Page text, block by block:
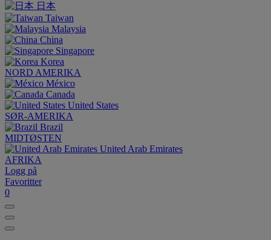
日本
Taiwan
Malaysia
China
Singapore
Korea
NORD AMERIKA
México
Canada
United States
SØR-AMERIKA
Brazil
MIDTØSTEN
United Arab Emirates
AFRIKA
Logg på
Favoritter
0